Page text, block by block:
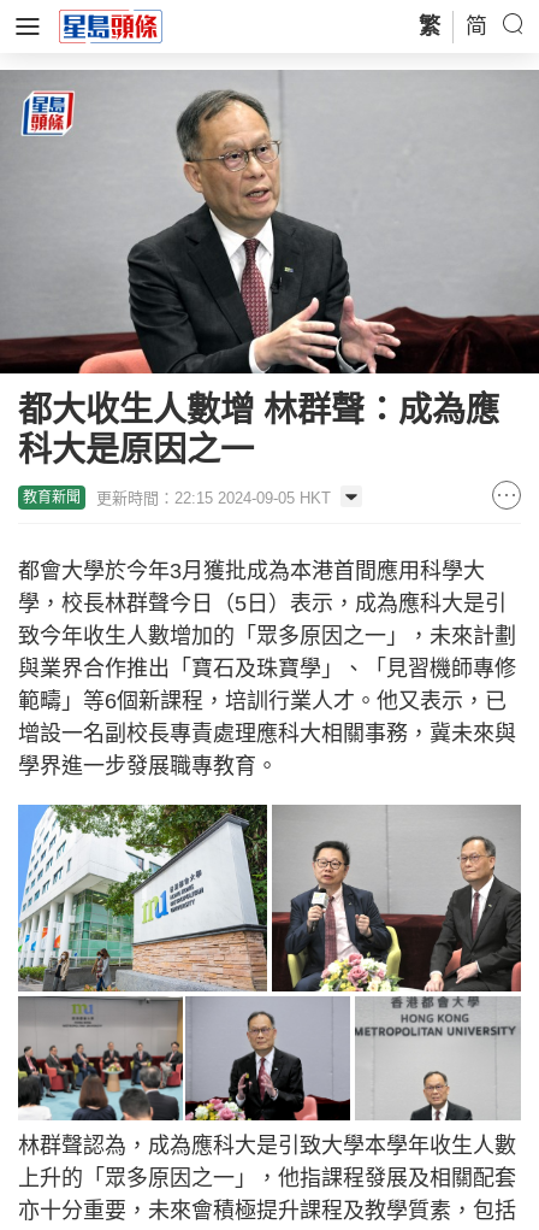
繁 简
都大收生人數增 林群聲：成為應
科大是原因之一
教育新聞 更新時間：22:15 2024-09-05 HKT
都會大學於今年3月獲批成為本港首間應用科學大
學，校長林群聲今日（5日）表示，成為應科大是引
致今年收生人數增加的「眾多原因之一」，未來計劃
與業界合作推出「寶石及珠寶學」、「見習機師專修
範疇」等6個新課程，培訓行業人才。他又表示，已
增設一名副校長專責處理應科大相關事務，冀未來與
學界進一步發展職專教育。
林群聲認為，成為應科大是引致大學本學年收生人數
上升的「眾多原因之一」，他指課程發展及相關配套
亦十分重要，未來會積極提升課程及教學質素，包括